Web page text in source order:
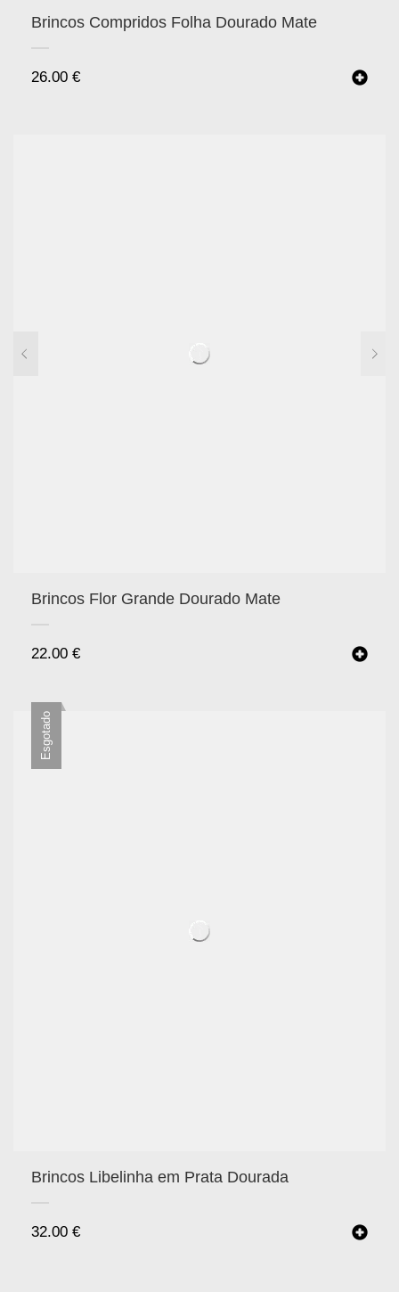
Brincos Compridos Folha Dourado Mate
26.00 €
Brincos Flor Grande Dourado Mate
22.00 €
Esgotado
Brincos Libelinha em Prata Dourada
32.00 €